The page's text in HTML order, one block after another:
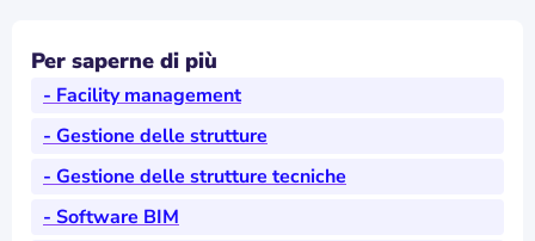
Per saperne di più
- Facility management
- Gestione delle strutture
- Gestione delle strutture tecniche